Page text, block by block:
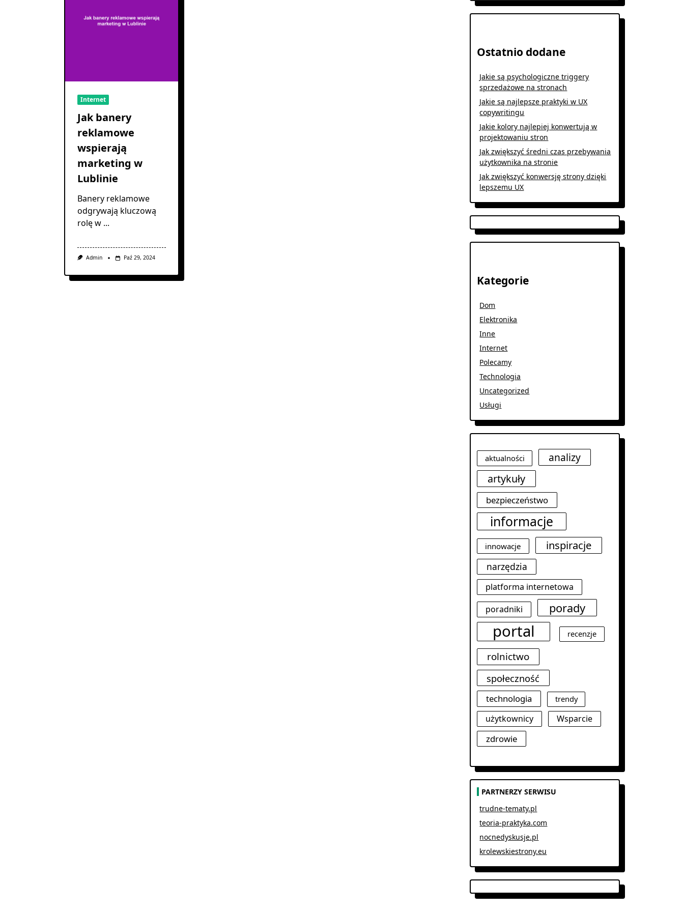
Internet
Jak banery
reklamowe
wspierają
marketing w
Lublinie
Banery reklamowe
odgrywają kluczową
rolę w ...
Admin Paź 29, 2024
Ostatnio dodane
Jakie są psychologiczne triggery
sprzedażowe na stronach
Jakie są najlepsze praktyki w UX
copywritingu
Jakie kolory najlepiej konwertują w
projektowaniu stron
Jak zwiększyć średni czas przebywania
użytkownika na stronie
Jak zwiększyć konwersję strony dzięki
lepszemu UX
Kategorie
Dom
Elektronika
Inne
Internet
Polecamy
Technologia
Uncategorized
Usługi
aktualności
analizy
artykuły
bezpieczeństwo
informacje
innowacje inspiracje
narzędzia
platforma internetowa
poradniki
porady
portal recenzje
rolnictwo
społeczność
technologia trendy
użytkownicy Wsparcie
zdrowie
PARTNERZY SERWISU
trudne-tematy.pl
teoria-praktyka.com
nocnedyskusje.pl
krolewskiestrony.eu